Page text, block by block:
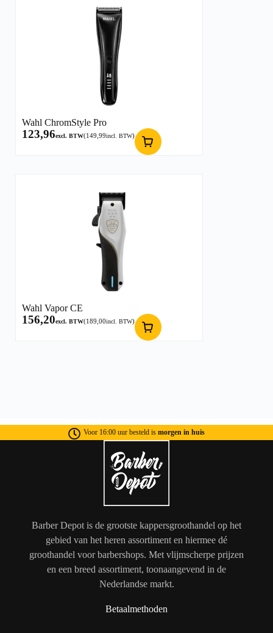
Wahl ChromStyle Pro
123,96excl. BTW(149,99incl. BTW)
Wahl Vapor CE
156,20excl. BTW(189,00incl. BTW)
Voor 16:00 uur besteld is morgen in huis
Barber Depot is de grootste kappersgroothandel op het
gebied van het heren assortiment en hiermee dé
groothandel voor barbershops. Met vlijmscherpe prijzen
en een breed assortiment, toonaangevend in de
Nederlandse markt.
Betaalmethoden